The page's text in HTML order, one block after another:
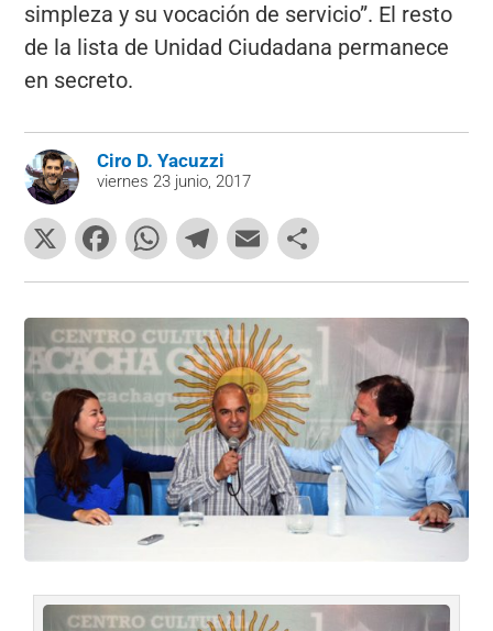
simpleza y su vocación de servicio”. El resto
de la lista de Unidad Ciudadana permanece
en secreto.
Ciro D. Yacuzzi
viernes 23 junio, 2017
X
F
a
c
e
b
o
o
k
W
h
at
s
A
p
p
T
el
e
gr
a
m
E
m
ai
l
o
m
ar
tir